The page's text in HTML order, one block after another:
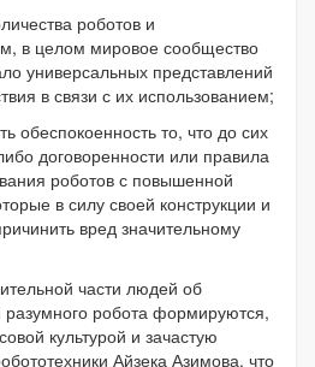
роботов и
в целом мировое сообщество
универсальных представлений
в связи с их использованием;
обеспокоенность то, что до сих
договоренности или правила
роботов с повышенной
в силу своей конструкции и
вред значительному
части людей об
робота формируются,
культурой и зачастую
Айзека Азимова, что